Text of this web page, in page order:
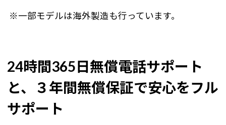
※一部モデルは海外製造も行っています。
24時間365日無償電話サポート
と、３年間無償保証で安心をフル
サポート